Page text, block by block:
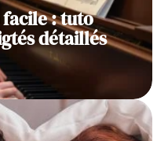
: tuto
détaillés